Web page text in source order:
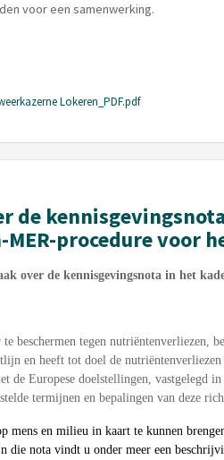
voor een samenwerking.
Lokeren_PDF.pdf
de
procedure voor
over de kennisgevingsnota in het
beschermen tegen nutriëntenverliezen,
en heeft tot doel de
de Europese doelstellingen,
termijnen en bepalingen van deze
mens en milieu in kaart te kunnen
In die nota vindt u onder meer een